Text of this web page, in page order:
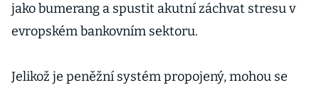
jako bumerang a spustit akutní záchvat stresu v
evropském bankovním sektoru.
Jelikož je peněžní systém propojený, mohou se